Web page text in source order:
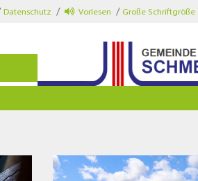
Datenschutz Vorlesen Große Schriftgröße